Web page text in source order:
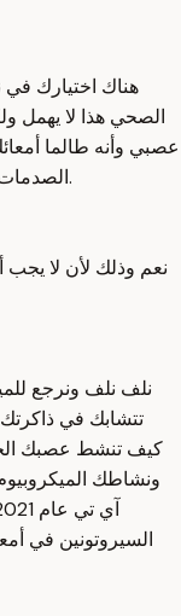
هناك اختيارك
الصحي هذا لا يهمل
عصبي وأنه طالما
الصدمات المخزنة والطفولة الصدمات الطفولة المكبوتة.
نعم وذلك لأن لا
نلف نلف ونرجع
تتشابك في
كيف تنشط عصبك
ونشاطك